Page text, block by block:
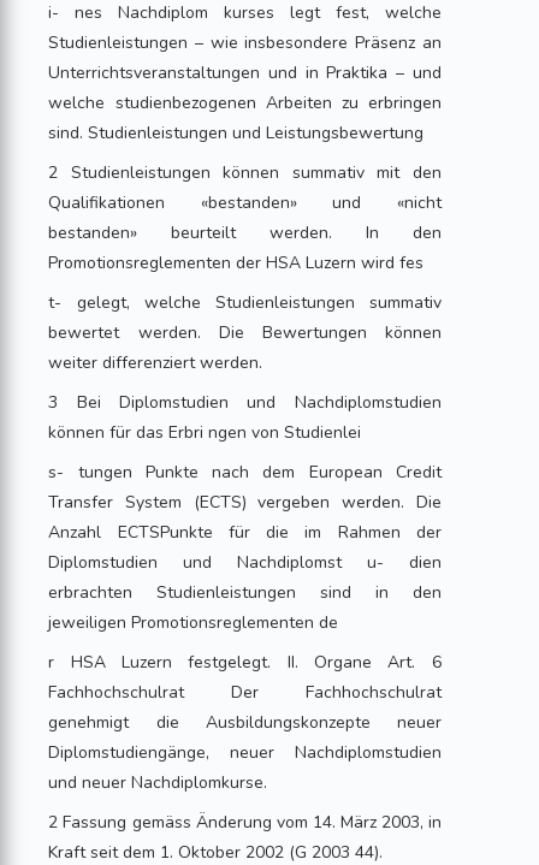
i- nes Nachdiplom kurses legt fest, welche
Studienleistungen – wie insbesondere Präsenz an
Unterrichtsveranstaltungen und in Praktika – und
welche studienbezogenen Arbeiten zu erbringen
sind. Studienleistungen und Leistungsbewertung
2 Studienleistungen können summativ mit den
Qualifikationen «bestanden» und «nicht
bestanden» beurteilt werden. In den
Promotionsreglementen der HSA Luzern wird fes
t- gelegt, welche Studienleistungen summativ
bewertet werden. Die Bewertungen können
weiter differenziert werden.
3 Bei Diplomstudien und Nachdiplomstudien
können für das Erbri ngen von Studienlei
s- tungen Punkte nach dem European Credit
Transfer System (ECTS) vergeben werden. Die
Anzahl ECTSPunkte für die im Rahmen der
Diplomstudien und Nachdiplomst u- dien
erbrachten Studienleistungen sind in den
jeweiligen Promotionsreglementen de
r HSA Luzern festgelegt. II. Organe Art. 6
Fachhochschulrat Der Fachhochschulrat
genehmigt die Ausbildungskonzepte neuer
Diplomstudiengänge, neuer Nachdiplomstudien
und neuer Nachdiplomkurse.
2 Fassung gemäss Änderung vom 14. März 2003, in
Kraft seit dem 1. Oktober 2002 (G 2003 44).